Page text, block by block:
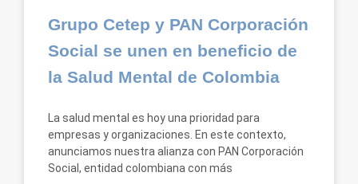
Grupo Cetep y PAN Corporación
Social se unen en beneficio de
la Salud Mental de Colombia
La salud mental es hoy una prioridad para
empresas y organizaciones. En este contexto,
anunciamos nuestra alianza con PAN Corporación
Social, entidad colombiana con más